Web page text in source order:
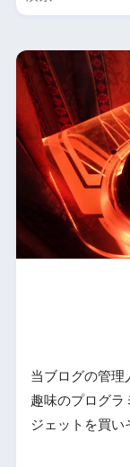
当ブログの管理
趣味のプログラ
ジェットを買い